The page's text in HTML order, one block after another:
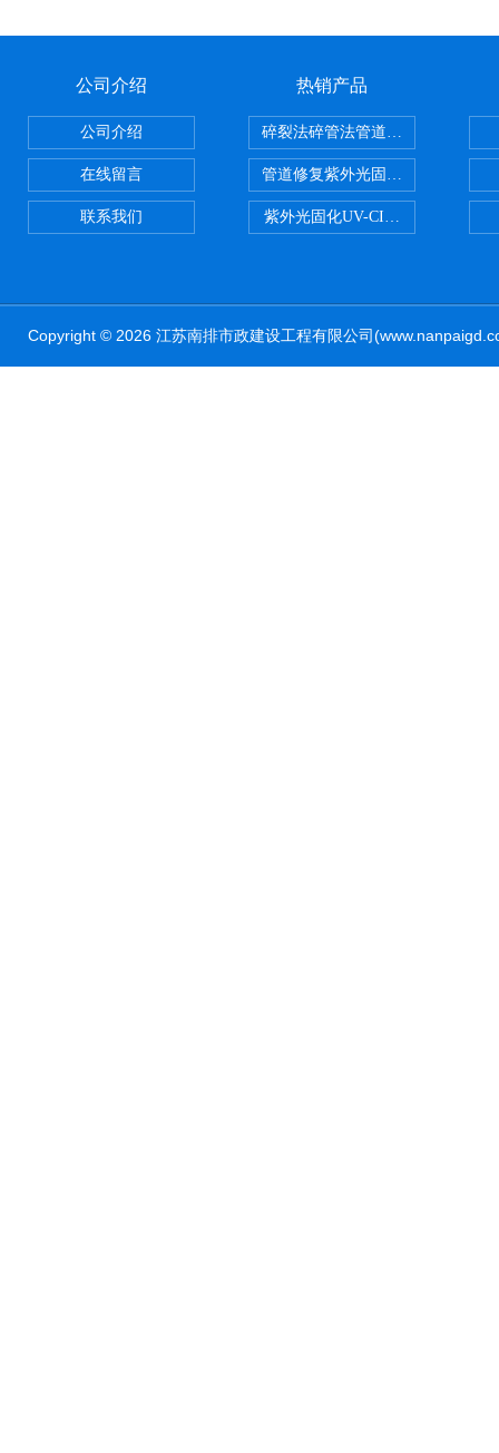
公司介绍
公司介绍
在线留言
联系我们
热销产品
碎裂法碎管法管道修复技术
管道修复紫外光固化修复CIPP内
紫外光固化UV-CIPP修复管道非
Copyright © 2026 江苏南排市政建设工程有限公司